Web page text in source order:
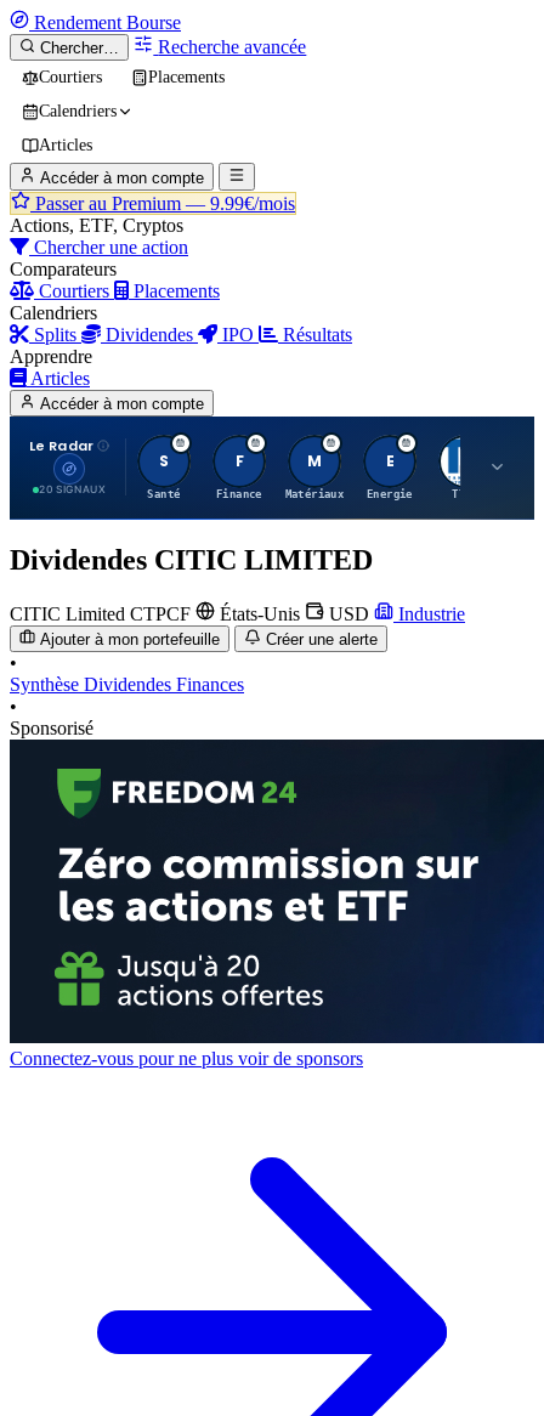
Rendement Bourse
Chercher… Recherche avancée
Courtiers
Placements
Calendriers
Articles
Accéder à mon compte
Passer au Premium — 9.99€/mois
Actions, ETF, Cryptos
Chercher une action
Comparateurs
Courtiers
Placements
Calendriers
Splits
Dividendes IPO
Résultats
Apprendre
Articles
Accéder à mon compte
Le Radar
20 SIGNAUX
S
Santé
F
Finance
M
Matériaux
E
Energie TTWO
Dividendes CITIC LIMITED
CITIC Limited CTPCF États-Unis USD Industrie
Ajouter à mon portefeuille Créer une alerte
•
Synthèse Dividendes Finances
•
Sponsorisé
Connectez-vous pour ne plus voir de sponsors